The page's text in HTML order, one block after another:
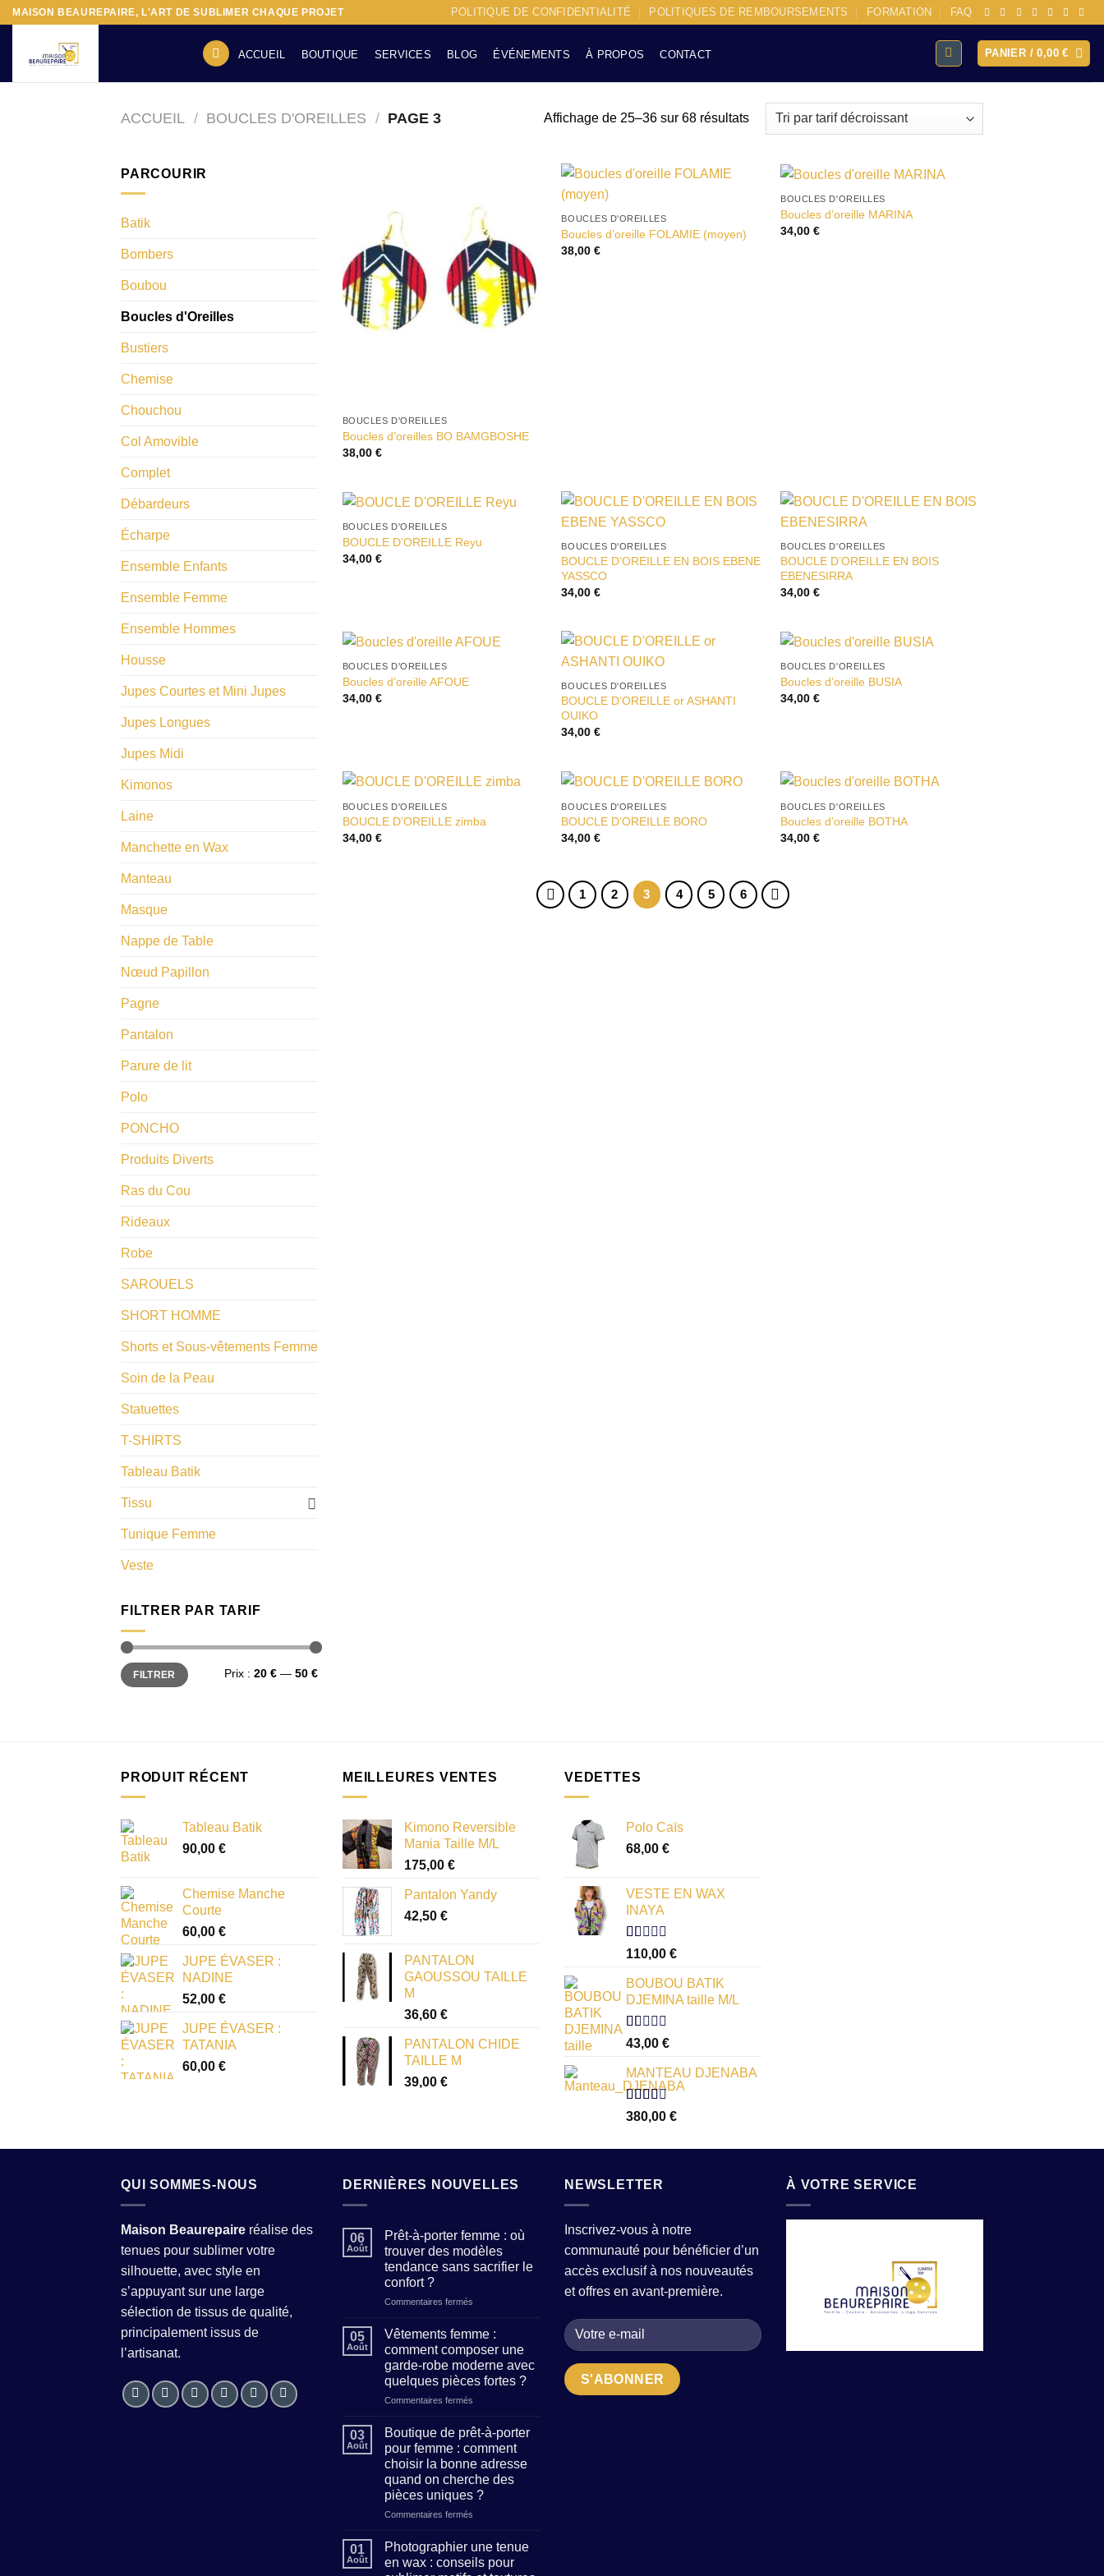
Passer
contenu
MAISON BEAUREPAIRE, L'ART DE SUBLIMER CHAQUE PROJET POLITIQUE DE CONFIDENTIALITÉ POLITIQUES DE REMBOURSEMENTS FORMATION FAQ
ACCUEIL BOUTIQUE SERVICES BLOG ÉVÉNEMENTS À PROPOS CONTACT PANIER /0,00€
ACCUEIL / BOUCLES D'OREILLES / PAGE 3 Affichage de 25–36 sur 68 résultatsTrié
par
décroissant
PARCOURIR
Batik
Bombers
Boubou
Boucles d'Oreilles
Bustiers
Chemise
Chouchou
Col Amovible
Complet
Débardeurs
Écharpe
Ensemble Enfants
Ensemble Femme
Ensemble Hommes
Housse
Jupes Courtes et Mini Jupes
Jupes Longues
Jupes Midi
Kimonos
Laine
Manchette en Wax
Manteau
Masque
Nappe de Table
​Nœud Papillon
Pagne
Pantalon
Parure de lit
Polo
PONCHO
Produits Diverts
Ras du Cou
Rideaux
Robe
SAROUELS
SHORT HOMME
Shorts et Sous-vêtements Femme
Soin de la Peau
Statuettes
T-SHIRTS
Tableau Batik
Tissu
Tunique Femme
Veste
FILTRER PAR TARIF
Prix
min
Prix
maxFILTRER Prix : 20 € — 50 €
BOUCLES D'OREILLES
Boucles d’oreilles BO BAMGBOSHE
38,00 €
d’envies
BOUCLES D'OREILLES
Boucles d’oreille FOLAMIE (moyen)
38,00€
BOUCLES D'OREILLES
Boucles d’oreille MARINA
34,00€
BOUCLES D'OREILLES
BOUCLE D’OREILLE Reyu
34,00 €
d’envies
BOUCLES D'OREILLES
BOUCLE D’OREILLE EN BOIS EBENE
YASSCO
34,00€
d’envies
BOUCLES D'OREILLES
BOUCLE D’OREILLE EN BOIS
EBENESIRRA
34,00€
BOUCLES D'OREILLES
Boucles d’oreille AFOUE
34,00 €
d’envies
BOUCLES D'OREILLES
BOUCLE D’OREILLE or ASHANTI
OUIKO
34,00€
BOUCLES D'OREILLES
Boucles d’oreille BUSIA
34,00€
BOUCLES D'OREILLES
BOUCLE D’OREILLE zimba
34,00 €
BOUCLES D'OREILLES
BOUCLE D’OREILLE BORO
34,00€
BOUCLES D'OREILLES
Boucles d’oreille BOTHA
34,00€
1 2 3 4 5 6
PRODUIT RÉCENT
Tableau Batik
90,00 €
Chemise Manche
Courte
60,00 €
JUPE ÉVASER :
NADINE
52,00 €
JUPE ÉVASER :
TATANIA
60,00 €
MEILLEURES VENTES
Kimono Reversible
Mania Taille M/L
175,00 €
Pantalon Yandy
42,50 €
PANTALON
GAOUSSOU TAILLE
M
36,60 €
PANTALON CHIDE
TAILLE M
39,00 €
VEDETTES
Polo Caïs
68,00 €
VESTE EN WAX
INAYA
Note
sur
5
110,00 €
BOUBOU BATIK
DJEMINA taille M/L
Note
1.00
sur
5
43,00 €
MANTEAU DJENABA
Note
380,00 €
QUI SOMMES-NOUS
Maison Beaurepaire réalise des
tenues pour sublimer votre
silhouette, avec style en
s’appuyant sur une large
sélection de tissus de qualité,
principalement issus de
l’artisanat.
DERNIÈRES NOUVELLES
06
Août
Prêt-à-porter femme : où
trouver des modèles
tendance sans sacrifier le
confort ?
Commentaires fermés
femme
:
où
modèles
tendance
sans
sacrifier
le
confort
05
Août
Vêtements femme :
comment composer une
garde-robe moderne avec
quelques pièces fortes ?
Commentaires fermés
femme
comment
composer
une
garde-
quelques
pièces
03
Août
Boutique de prêt-à-porter
pour femme : comment
choisir la bonne adresse
quand on cherche des
pièces uniques ?
Commentaires fermés
prêt-
à-
01
Août
Photographier une tenue
en wax : conseils pour
NEWSLETTER
Inscrivez-vous à notre
communauté pour bénéficier d’un
accès exclusif à nos nouveautés
et offres en avant-première.
À VOTRE SERVICE